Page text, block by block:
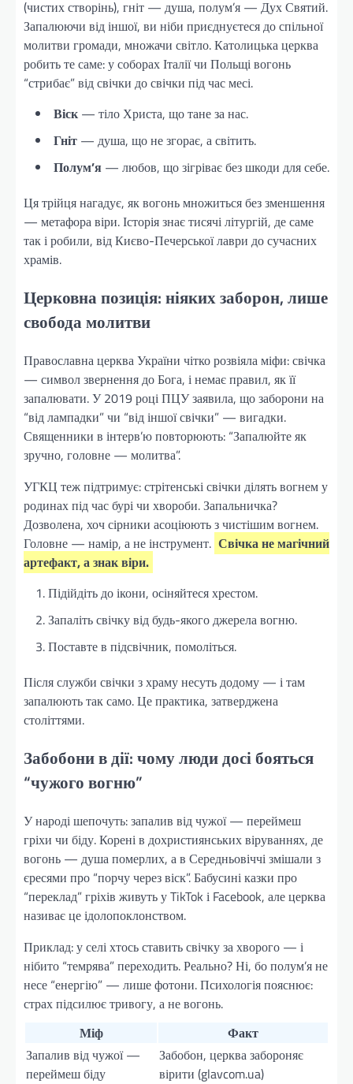
(чистих створінь), гніт — душа, полум’я — Дух Святий.
Запалюючи від іншої, ви ніби приєднуєтеся до спільної
молитви громади, множачи світло. Католицька церква
робить те саме: у соборах Італії чи Польщі вогонь
“стрибає” від свічки до свічки під час месі.
Віск — тіло Христа, що тане за нас.
Гніт — душа, що не згорає, а світить.
Полум’я — любов, що зігріває без шкоди для себе.
Ця трійця нагадує, як вогонь множиться без зменшення
— метафора віри. Історія знає тисячі літургій, де саме
так і робили, від Києво-Печерської лаври до сучасних
храмів.
Церковна позиція: ніяких заборон, лише
свобода молитви
Православна церква України чітко розвіяла міфи: свічка
— символ звернення до Бога, і немає правил, як її
запалювати. У 2019 році ПЦУ заявила, що заборони на
“від лампадки” чи “від іншої свічки” — вигадки.
Священники в інтерв’ю повторюють: “Запалюйте як
зручно, головне — молитва”.
УГКЦ теж підтримує: стрітенські свічки ділять вогнем у
родинах під час бурі чи хвороби. Запальничка?
Дозволена, хоч сірники асоціюють з чистішим вогнем.
Головне — намір, а не інструмент. Свічка не магічний
артефакт, а знак віри.
Підійдіть до ікони, осіняйтеся хрестом.
Запаліть свічку від будь-якого джерела вогню.
Поставте в підсвічник, помоліться.
Після служби свічки з храму несуть додому — і там
запалюють так само. Це практика, затверджена
століттями.
Забобони в дії: чому люди досі бояться
“чужого вогню”
У народі шепочуть: запалив від чужої — переймеш
гріхи чи біду. Корені в дохристиянських віруваннях, де
вогонь — душа померлих, а в Середньовіччі змішали з
єресями про “порчу через віск”. Бабусині казки про
“переклад” гріхів живуть у TikTok і Facebook, але церква
називає це ідолопоклонством.
Приклад: у селі хтось ставить свічку за хворого — і
нібито “темрява” переходить. Реально? Ні, бо полум’я не
несе “енергію” — лише фотони. Психологія пояснює:
страх підсилює тривогу, а не вогонь.
Міф
Факт
Запалив від чужої —
переймеш біду
Забобон, церква забороняє
вірити (glavcom.ua)